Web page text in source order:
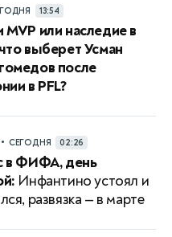
13:54
MVP или наследие в
выберет Усман
после
в PFL?
• СЕГОДНЯ 02:26
в ФИФА, день
Инфантино устоял и
развязка — в марте